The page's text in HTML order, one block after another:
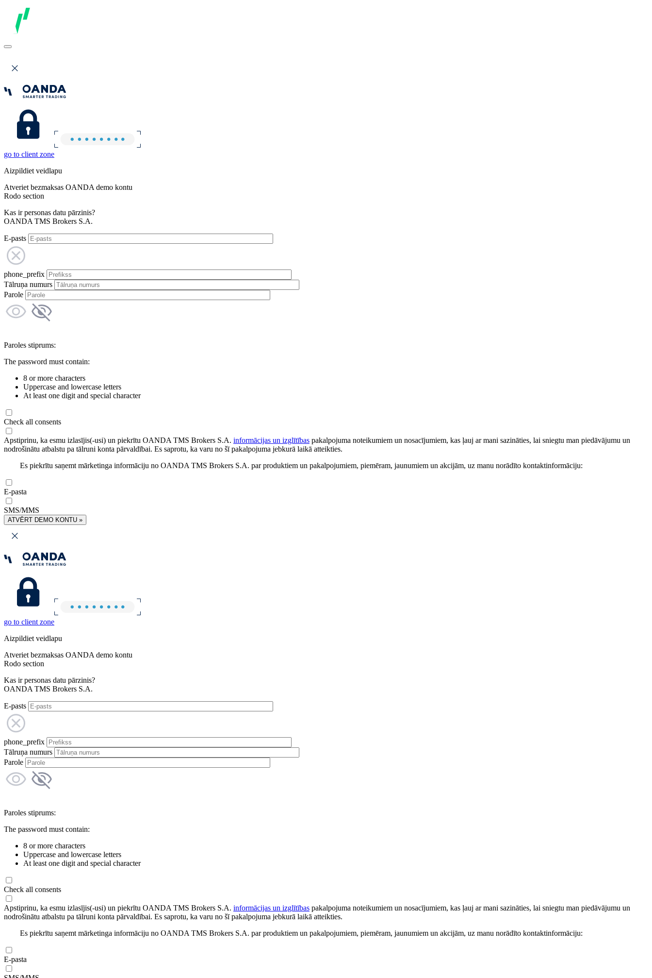
go to client zone
Aizpildiet veidlapu
Atveriet bezmaksas OANDA demo kontu
Rodo section
Kas ir personas datu pārzinis?
OANDA TMS Brokers S.A.
E-pasts
phone_prefix
Tālruņa numurs
Parole
Paroles stiprums:
The password must contain:
8 or more characters
Uppercase and lowercase letters
At least one digit and special character
Check all consents
Apstiprinu, ka esmu izlasījis(-usi) un piekrītu OANDA TMS Brokers S.A. informācijas un izglītības pakalpojuma noteikumiem un nosacījumiem, kas ļauj ar mani sazināties, lai sniegtu man piedāvājumu un
nodrošinātu atbalstu pa tālruni konta pārvaldībai. Es saprotu, ka varu no šī pakalpojuma jebkurā laikā atteikties.
Es piekrītu saņemt mārketinga informāciju no OANDA TMS Brokers S.A. par produktiem un pakalpojumiem, piemēram, jaunumiem un akcijām, uz manu norādīto kontaktinformāciju:
E-pasta
SMS/MMS
ATVĒRT DEMO KONTU »
go to client zone
Aizpildiet veidlapu
Atveriet bezmaksas OANDA demo kontu
Rodo section
Kas ir personas datu pārzinis?
OANDA TMS Brokers S.A.
E-pasts
phone_prefix
Tālruņa numurs
Parole
Paroles stiprums:
The password must contain:
8 or more characters
Uppercase and lowercase letters
At least one digit and special character
Check all consents
Apstiprinu, ka esmu izlasījis(-usi) un piekrītu OANDA TMS Brokers S.A. informācijas un izglītības pakalpojuma noteikumiem un nosacījumiem, kas ļauj ar mani sazināties, lai sniegtu man piedāvājumu un
nodrošinātu atbalstu pa tālruni konta pārvaldībai. Es saprotu, ka varu no šī pakalpojuma jebkurā laikā atteikties.
Es piekrītu saņemt mārketinga informāciju no OANDA TMS Brokers S.A. par produktiem un pakalpojumiem, piemēram, jaunumiem un akcijām, uz manu norādīto kontaktinformāciju:
E-pasta